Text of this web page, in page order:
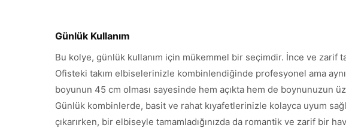
Günlük Kullanım
Bu kolye, günlük kullanım için mükemmel bir seçimdir. İnce ve zarif
Ofisteki takım elbiselerinizle kombinlendiğinde profesyonel ama
boyunun 45 cm olması sayesinde hem açıkta hem de boynunuzun
Günlük kombinlerde, basit ve rahat kıyafetlerinizle kolayca uyum
çıkarırken, bir elbiseyle tamamladığınızda da romantik ve zarif bir